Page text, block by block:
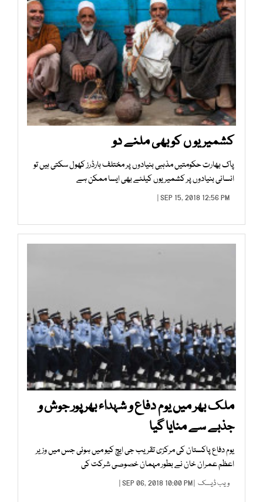
کشمیریو ں کو بھی ملنے دو
پاک بھارت حکومتیں مذہبی بنیادوں پر مختلف بارڈرز کھول سکتی ہیں تو
انسانی بنیادوں پر کشمیریوں کیلئے بھی ایسا ممکن ہے
SEP 15, 2018 12:56 PM |
ملک بھر میں یوم دفاع و شہداء بھرپور جوش و
جذبے سے منایا گیا
یوم دفاع پاکستان کی مرکزی تقریب جی ایچ کیو میں ہوئی جس میں وزیر
اعظم عمران خان نے بطور مہمان خصوصی شرکت کی
ویب ڈیسک